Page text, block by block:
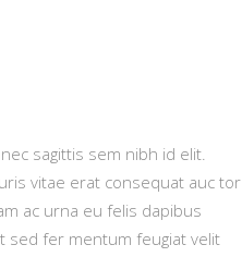
sagittis sem nibh id elit.
vitae erat consequat auc tor
ac urna eu felis dapibus
sed fer mentum feugiat velit